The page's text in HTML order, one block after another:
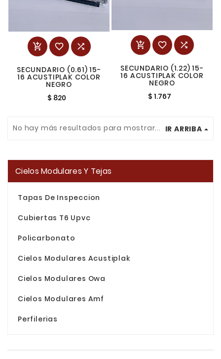
  
SECUNDARIO (0.61) 15-
16 ACUSTIPLAK COLOR
NEGRO
$ 820
  
SECUNDARIO (1.22) 15-
16 ACUSTIPLAK COLOR
NEGRO
$ 1.767
No hay más resultados para mostrar... IR ARRIBA
Cielos Modulares Y Tejas
Tapas De Inspeccion
Cubiertas T6 Upvc
Policarbonato
Cielos Modulares Acustiplak
Cielos Modulares Owa
Cielos Modulares Amf
Perfilerias